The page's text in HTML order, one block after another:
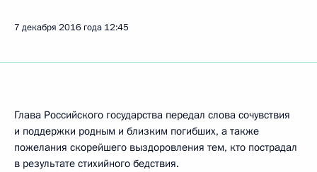
7 декабря 2016 года 12:45
Глава Российского государства передал слова сочувствия
и поддержки родным и близким погибших, а также
пожелания скорейшего выздоровления тем, кто пострадал
в результате стихийного бедствия.